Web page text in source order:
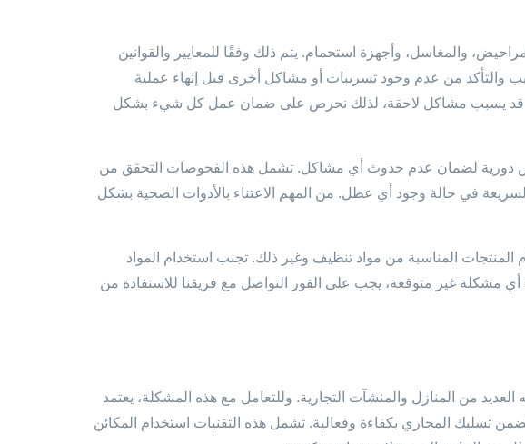
والمغاسل، وأجهزة استحمام. يتم ذلك وفقًا للمعايير والقوانين
والتأكد من عدم وجود تسريبات أو مشاكل أخرى قبل إنهاء عملية
قد يسبب مشاكل لاحقة، لذلك نحرص على ضمان عمل كل شيء بشكل
فحص دورية لضمان عدم حدوث أي مشاكل. تشمل هذه الفحوصات التحقق من
في حالة وجود أي عطل. من المهم الاعتناء بالأدوات الصحية بشكل
المناسبة من مواد تنظيف وغير ذلك. تجنب استخدام المواد
أي مشكلة غير متوقعة، يجب على الفور التواصل مع فريقنا للاستفادة من
من المنازل والمنشآت التجارية. وللتعامل مع هذه المشكلة، يعتمد
تسليك المجاري بكفاءة وفعالية. تشمل هذه التقنيات استخدام المكائن